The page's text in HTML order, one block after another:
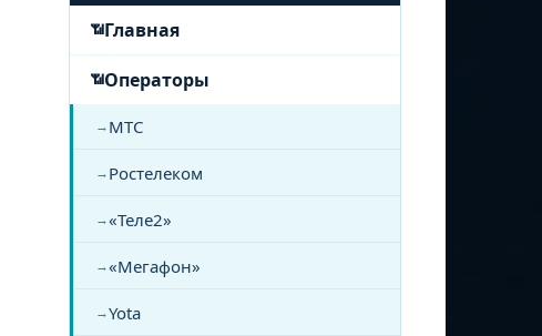
Главная
Операторы
МТС
Ростелеком
«Теле2»
«Мегафон»
Yota